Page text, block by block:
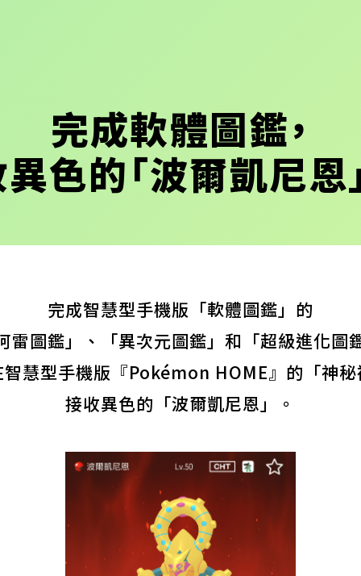
完成軟體圖鑑，
色的「波爾凱尼恩
完成智慧型手機版「軟體圖鑑」的
雷圖鑑」、「異次元圖鑑」和「超級進化圖
慧型手機版『Pokémon HOME』的「神
接收異色的「波爾凱尼恩」。